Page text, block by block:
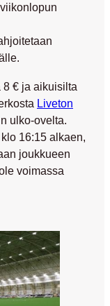
8 € ja aikuisilta
Liveton
ulko-ovelta.
16:15 alkaen,
joukkueen
voimassa